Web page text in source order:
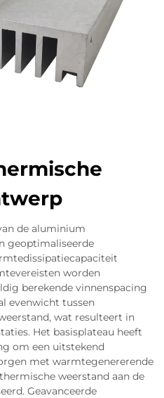
de aluminium
geoptimaliseerde
worden
berekende vinnenspacing
evenwicht tussen
wat resulteert in
Het basisplateau heeft
om een uitstekend
met warmtegenererende
weerstand aan de
Geavanceerde